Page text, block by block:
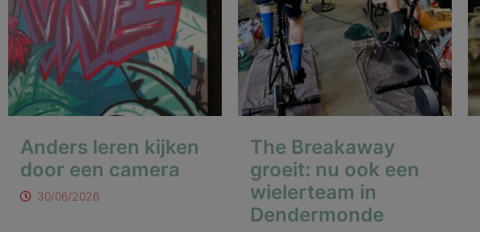
Anders leren kijken
door een camera
30/06/2026
The Breakaway
groeit: nu ook een
wielerteam in
Dendermonde